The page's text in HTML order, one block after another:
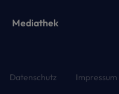
Mediathek
Datenschutz Impressum